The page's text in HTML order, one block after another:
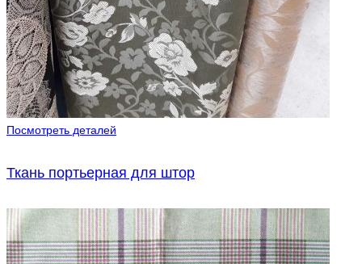
Посмотреть деталей
Ткань портьерная для штор